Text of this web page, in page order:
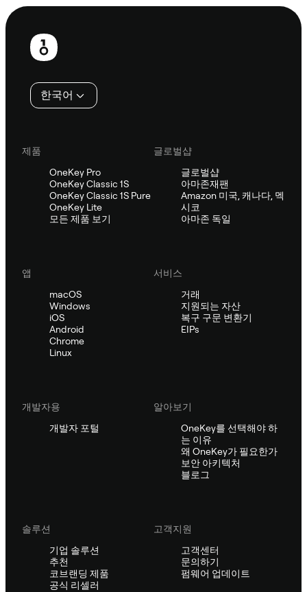
보
한국어
제품
OneKey Pro
OneKey Classic 1S
OneKey Classic 1S Pure
OneKey Lite
모든 제품 보기
글로벌샵
글로벌샵
아마존재팬
Amazon 미국, 캐나다, 멕
시코
아마존 독일
앱
macOS
Windows
iOS
Android
Chrome
Linux
서비스
거래
지원되는 자산
복구 구문 변환기
EIPs
개발자용
개발자 포털
알아보기
OneKey를 선택해야 하
는 이유
왜 OneKey가 필요한가
보안 아키텍처
블로그
솔루션
기업 솔루션
추천
코브랜딩 제품
공식 리셀러
고객지원
고객센터
문의하기
펌웨어 업데이트